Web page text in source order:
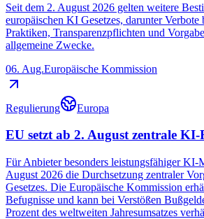
Seit dem 2. August 2026 gelten weitere
europäischen KI Gesetzes, darunter
Praktiken, Transparenzpflichten und
allgemeine Zwecke.
06. Aug.Europäische Kommission
Regulierung Europa
EU setzt ab 2. August zentrale
Für Anbieter besonders leistungsfähiger KI-
August 2026 die Durchsetzung zentraler
Gesetzes. Die Europäische Kommission
Befugnisse und kann bei Verstößen
Prozent des weltweiten Jahresumsatzes